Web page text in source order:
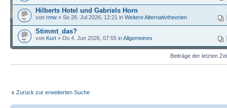
Hilberts Hotel und Gabriels Horn
von rmw » So 26. Jul 2026, 12:21 in Weitere Alternativtheorien
Stimmt_das?
von Kurt » Do 4. Jun 2026, 07:55 inAllgemeines
Beiträge der letzten
Zurück zur erweiterten Suche